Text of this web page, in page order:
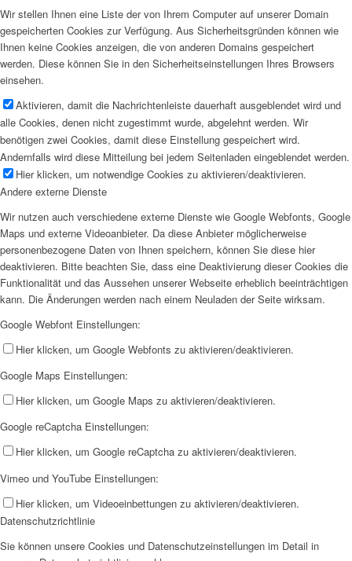
Wir stellen Ihnen eine Liste der von Ihrem Computer auf unserer Domain
gespeicherten Cookies zur Verfügung. Aus Sicherheitsgründen können wie
Ihnen keine Cookies anzeigen, die von anderen Domains gespeichert
werden. Diese können Sie in den Sicherheitseinstellungen Ihres Browsers
einsehen.
Aktivieren, damit die Nachrichtenleiste dauerhaft ausgeblendet wird und
alle Cookies, denen nicht zugestimmt wurde, abgelehnt werden. Wir
benötigen zwei Cookies, damit diese Einstellung gespeichert wird.
Andernfalls wird diese Mitteilung bei jedem Seitenladen eingeblendet werden.
Hier klicken, um notwendige Cookies zu aktivieren/deaktivieren.
Andere externe Dienste
Wir nutzen auch verschiedene externe Dienste wie Google Webfonts, Google
Maps und externe Videoanbieter. Da diese Anbieter möglicherweise
personenbezogene Daten von Ihnen speichern, können Sie diese hier
deaktivieren. Bitte beachten Sie, dass eine Deaktivierung dieser Cookies die
Funktionalität und das Aussehen unserer Webseite erheblich beeinträchtigen
kann. Die Änderungen werden nach einem Neuladen der Seite wirksam.
Google Webfont Einstellungen:
Hier klicken, um Google Webfonts zu aktivieren/deaktivieren.
Google Maps Einstellungen:
Hier klicken, um Google Maps zu aktivieren/deaktivieren.
Google reCaptcha Einstellungen:
Hier klicken, um Google reCaptcha zu aktivieren/deaktivieren.
Vimeo und YouTube Einstellungen:
Hier klicken, um Videoeinbettungen zu aktivieren/deaktivieren.
Datenschutzrichtlinie
Sie können unsere Cookies und Datenschutzeinstellungen im Detail in